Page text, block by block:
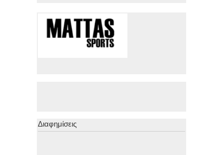
Διαφημίσεις